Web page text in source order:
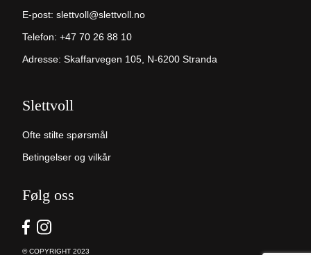
E-post: slettvoll@slettvoll.no
Telefon: +47 70 26 88 10
Adresse: Skaffarvegen 105, N-6200 Stranda
Slettvoll
Ofte stilte spørsmål
Betingelser og vilkår
Følg oss
© COPYRIGHT 2023